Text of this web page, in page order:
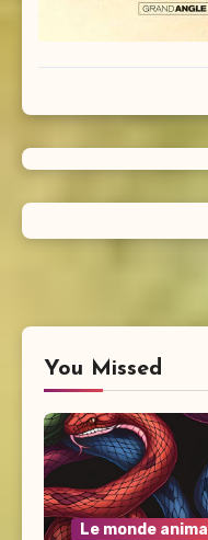
You Missed
Le monde animal